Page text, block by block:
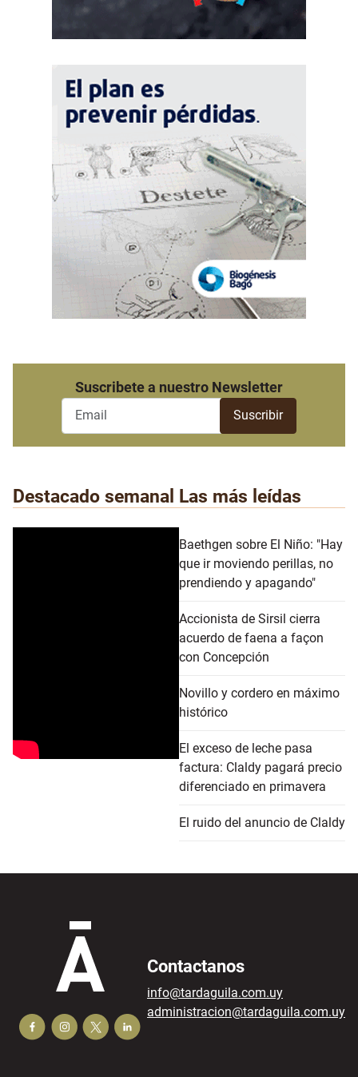
Suscribete a nuestro Newsletter
Destacado semanal Las más leídas
Baethgen sobre El Niño: "Hay
que ir moviendo perillas, no
prendiendo y apagando"
Accionista de Sirsil cierra
acuerdo de faena a façon
con Concepción
Novillo y cordero en máximo
histórico
El exceso de leche pasa
factura: Claldy pagará precio
diferenciado en primavera
El ruido del anuncio de Claldy
Contactanos
info@tardaguila.com.uy
administracion@tardaguila.com.uy